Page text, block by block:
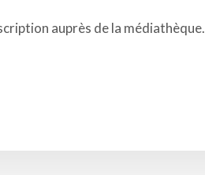
auprès de la médiathèque.